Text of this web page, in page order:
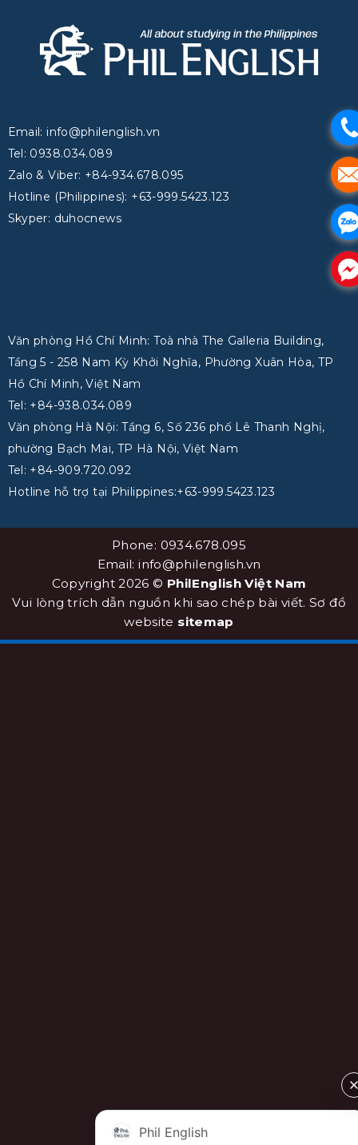
Email: info@philenglish.vn
Tel: 0938.034.089
Zalo & Viber: +84-934.678.095
Hotline (Philippines): +63-999.5423.123
Skyper: duhocnews
Văn phòng Hồ Chí Minh: Toà nhà The Galleria Building,
Tầng 5 - 258 Nam Kỳ Khởi Nghĩa, Phường Xuân Hòa, TP
Hồ Chí Minh, Việt Nam
Tel: +84-938.034.089
Văn phòng Hà Nội: Tầng 6, Số 236 phố Lê Thanh Nghị,
phường Bạch Mai, TP Hà Nội, Việt Nam
Tel: +84-909.720.092
Hotline hỗ trợ tại Philippines:+63-999.5423.123
Phone: 0934.678.095
Email: info@philenglish.vn
Copyright 2026 © PhilEnglish Việt Nam
Vui lòng trích dẫn nguồn khi sao chép bài viết. Sơ đồ
website sitemap
.
.
.
.
Phil English